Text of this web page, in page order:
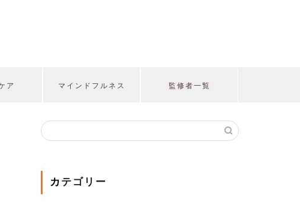
ア マインドフルネス 監修者一覧
カテゴリー